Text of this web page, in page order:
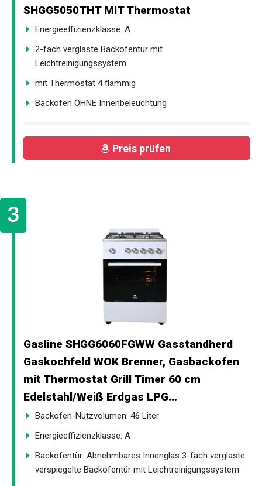
SHGG5050THT MIT Thermostat
Energieeffizienzklasse: A
2-fach verglaste Backofentür mit
Leichtreinigungssystem
mit Thermostat 4 flammig
Backofen OHNE Innenbeleuchtung
Preis prüfen
Gasline SHGG6060FGWW Gasstandherd
Gaskochfeld WOK Brenner, Gasbackofen
mit Thermostat Grill Timer 60 cm
Edelstahl/Weiß Erdgas LPG…
Backofen-Nutzvolumen: 46 Liter
Energieeffizienzklasse: A
Backofentür: Abnehmbares Innenglas 3-fach verglaste
verspiegelte Backofentür mit Leichtreinigungssystem